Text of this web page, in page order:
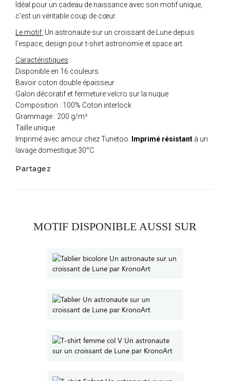
Idéal pour un cadeau de naissance avec son motif unique,
c'est un véritable coup de cœur.
Le motif :Un astronaute sur un croissant de Lune depuis
l'espace, design pour t-shirt astronomie et space art.
Caractéristiques :
Disponible en 16 couleurs
Bavoir coton double épaisseur
Galon décoratif et fermeture velcro sur la nuque
Composition : 100% Coton interlock
Grammage : 200 g/m²
Taille unique
Imprimé avec amour chez Tunetoo.
Imprimé résistant à un
lavage domestique 30°C.
Partagez
MOTIF DISPONIBLE AUSSI SUR